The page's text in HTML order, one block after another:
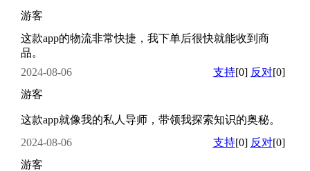
游客
这款app的物流非常快捷，我下单后很快就能收到商
品。
2024-08-06
支持[0] 反对[0]
游客
这款app就像我的私人导师，带领我探索知识的奥秘。
2024-08-06
支持[0] 反对[0]
游客